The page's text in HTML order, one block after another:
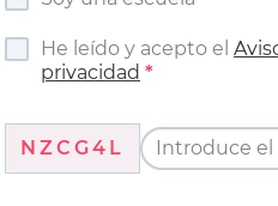
He leído y acepto el
privacidad
NZCG4L